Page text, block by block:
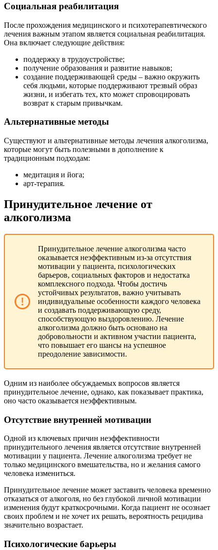
Социальная реабилитация
После прохождения медицинского и психотерапевтического
лечения важным этапом является социальная реабилитация.
Она включает следующие действия:
поддержку в трудоустройстве;
получение образования и развитие навыков;
создание поддерживающей среды – важно окружить
себя людьми, которые поддерживают трезвый образ
жизни, и избегать тех, кто может спровоцировать
возврат к старым привычкам.
Альтернативные методы
Существуют и альтернативные методы лечения алкоголизма,
которые могут быть полезными в дополнение к
традиционным подходам:
медитация и йога;
арт-терапия.
Принудительное лечение от
алкоголизма
Принудительное лечение алкоголизма часто
оказывается неэффективным из-за отсутствия
мотивации у пациента, психологических
барьеров, социальных факторов и недостатка
комплексного подхода. Чтобы достичь
устойчивых результатов, важно учитывать
индивидуальные особенности каждого человека
и создавать поддерживающую среду,
способствующую выздоровлению. Лечение
алкоголизма должно быть основано на
добровольности и активном участии пациента,
что повышает его шансы на успешное
преодоление зависимости.
Одним из наиболее обсуждаемых вопросов является
принудительное лечение, однако, как показывает практика,
оно часто оказывается неэффективным.
Отсутствие внутренней мотивации
Одной из ключевых причин неэффективности
принудительного лечения является отсутствие внутренней
мотивации у пациента. Лечение алкоголизма требует не
только медицинского вмешательства, но и желания самого
человека измениться.
Принудительное лечение может заставить человека временно
отказаться от алкоголя, но без глубокой личной мотивации
изменения будут краткосрочными. Когда пациент не осознает
своих проблем и не хочет их решать, вероятность рецидива
значительно возрастает.
Психологические барьеры